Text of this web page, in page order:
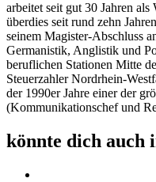
arbeitet seit gut 30 Jahren
überdies seit rund zehn
seinem Magister-Abschluss
Germanistik, Anglistik und
beruflichen Stationen Mitte
Steuerzahler Nordrhein-
der 1990er Jahre einer der
(Kommunikationschef und
könnte dich auch